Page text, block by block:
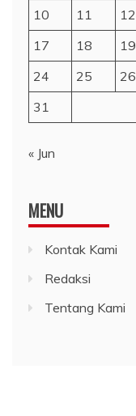
10
11 12
17
18 19
24
25 26
31
« Jun
MENU
Kontak Kami
Redaksi
Tentang Kami